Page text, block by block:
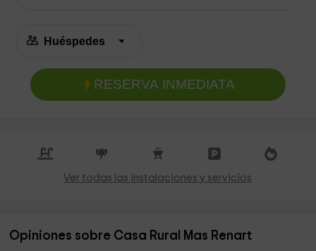
RESERVA INMEDIATA
Ver todas las instalaciones y servicios
Opiniones sobre Casa Rural Mas Renart